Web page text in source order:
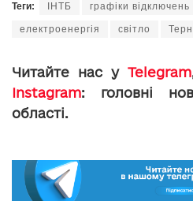
Теги: ІНТБ графіки відключень
електроенергія світло
Читайте нас у Telegram
Instagram: головні
області.